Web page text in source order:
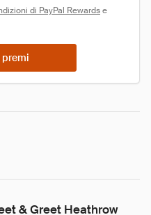
di PayPal Rewards e
premi
& Greet Heathrow